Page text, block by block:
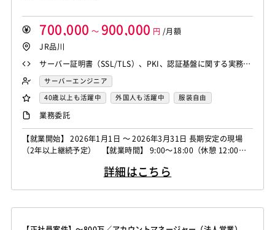
700,000 ～ 900,000 円 /月額
JR品川
サーバー証明書（SSL/TLS）、PKI、認証基盤に関する実務経
験 証明書ライフサイクル管理における実務知識 Windows/Lin
ux サーバー運用経験 会話レベル以上の英語力（読み書き＋簡
サーバーエンジニア
40歳以上も活躍中
外国人も活躍中
服装自由
大手SIer
業務委託
【就業開始】 2026年1月1日 ～ 2026年3月31日 長期安定の現場
（2年以上継続予定） 【就業時間】 9:00～18:00（休憩 12:00～1
けるセキュリティエンジニアを募集しています。 【案件概要】 グ
詳細はこちら